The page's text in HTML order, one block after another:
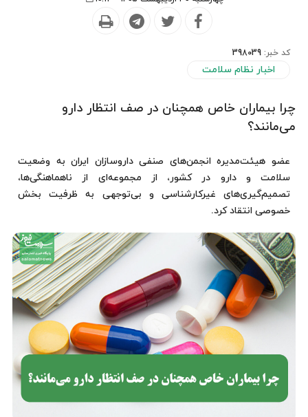
کد خبر: 398039
اخبار نظام سلامت
چرا بیماران خاص همچنان در صف انتظار دارو
می‌مانند؟
عضو هیئت‌مدیره انجمن‌های صنفی داروسازان ایران به وضعیت
سلامت و دارو در کشور، از مجموعه‌ای از ناهماهنگی‌ها،
تصمیم‌گیری‌های غیرکارشناسی و بی‌توجهی به ظرفیت بخش
خصوصی انتقاد کرد.